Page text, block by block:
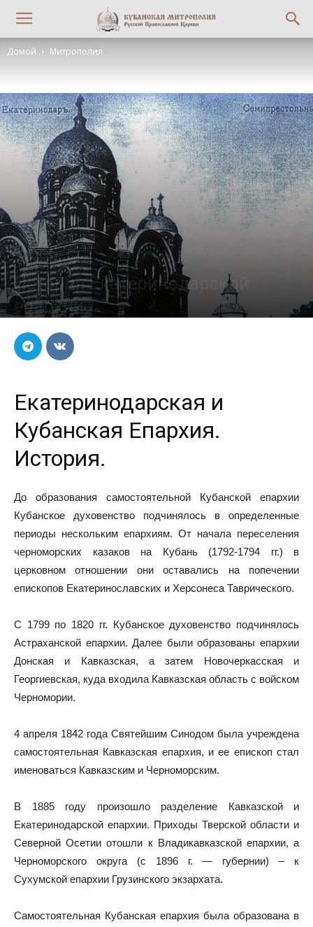
Домой Митрополия
Митрополия
История Екатеринодарской
епархии
Екатеринодарская и
Кубанская Епархия.
История.
До образования самостоятельной Кубанской епархии
Кубанское духовенство подчинялось в определенные
периоды нескольким епархиям. От начала переселения
черноморских казаков на Кубань (1792-1794 гг.) в
церковном отношении они оставались на попечении
епископов Екатеринославских и Херсонеса Таврического.
С 1799 по 1820 гг. Кубанское духовенство подчинялось
Астраханской епархии. Далее были образованы епархии
Донская и Кавказская, а затем Новочеркасская и
Георгиевская, куда входила Кавказская область с войском
Черномории.
4 апреля 1842 года Святейшим Синодом была учреждена
самостоятельная Кавказская епархия, и ее епископ стал
именоваться Кавказским и Черноморским.
В 1885 году произошло разделение Кавказской и
Екатеринодарской епархии. Приходы Тверской области и
Северной Осетии отошли к Владикавказской епархии, а
Черноморского округа (с 1896 г. — губернии) – к
Сухумской епархии Грузинского экзархата.
Самостоятельная Кубанская епархия была образована в